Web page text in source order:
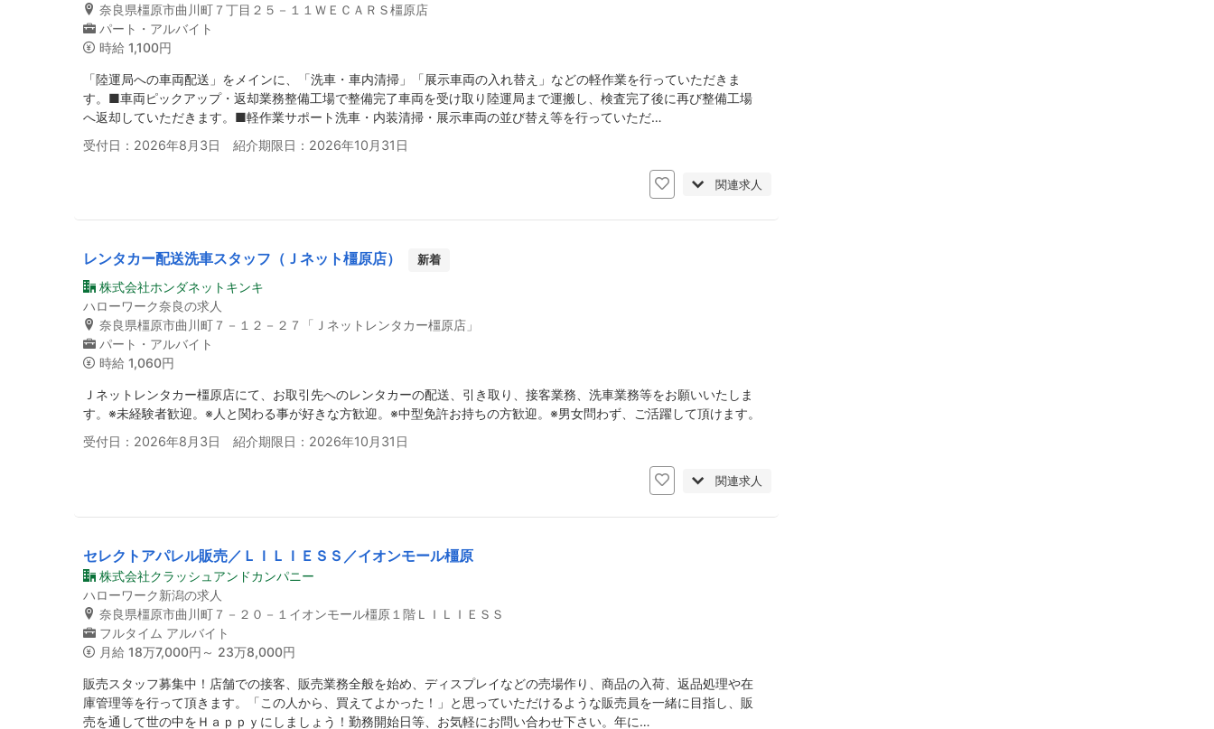
奈良県橿原市曲川町７丁目２５－１１ＷＥＣＡＲＳ橿原店
パート・アルバイト
時給 1,100円
「陸運局への車両配送」をメインに、「洗車・車内清掃」「展示車両の入れ替え」などの軽作業を行っていただきま
す。■車両ピックアップ・返却業務整備工場で整備完了車両を受け取り陸運局まで運搬し、検査完了後に再び整備工場
へ返却していただきます。■軽作業サポート洗車・内装清掃・展示車両の並び替え等を行っていただ…
受付日：2026年8月3日 紹介期限日：2026年10月31日
関連求人
レンタカー配送洗車スタッフ（Ｊネット橿原店） 新着
株式会社ホンダネットキンキ
ハローワーク奈良の求人
奈良県橿原市曲川町７－１２－２７「Ｊネットレンタカー橿原店」
パート・アルバイト
時給 1,060円
Ｊネットレンタカー橿原店にて、お取引先へのレンタカーの配送、引き取り、接客業務、洗車業務等をお願いいたしま
す。※未経験者歓迎。※人と関わる事が好きな方歓迎。※中型免許お持ちの方歓迎。※男女問わず、ご活躍して頂けます。
受付日：2026年8月3日 紹介期限日：2026年10月31日
関連求人
セレクトアパレル販売／ＬＩＬＩＥＳＳ／イオンモール橿原
株式会社クラッシュアンドカンパニー
ハローワーク新潟の求人
奈良県橿原市曲川町７－２０－１イオンモール橿原１階ＬＩＬＩＥＳＳ
フルタイム アルバイト
月給 18万7,000円～ 23万8,000円
販売スタッフ募集中！店舗での接客、販売業務全般を始め、ディスプレイなどの売場作り、商品の入荷、返品処理や在
庫管理等を行って頂きます。「この人から、買えてよかった！」と思っていただけるような販売員を一緒に目指し、販
売を通して世の中をＨａｐｐｙにしましょう！勤務開始日等、お気軽にお問い合わせ下さい。年に…